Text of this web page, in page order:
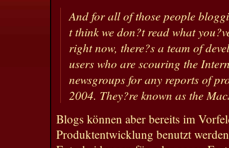
And for all of those people
t think we don?t read what
right now, there?s a team of
users who are scouring the
newsgroups for any reports of
2004. They?re known as the
Blogs können aber bereits im
Produktentwicklung benutzt